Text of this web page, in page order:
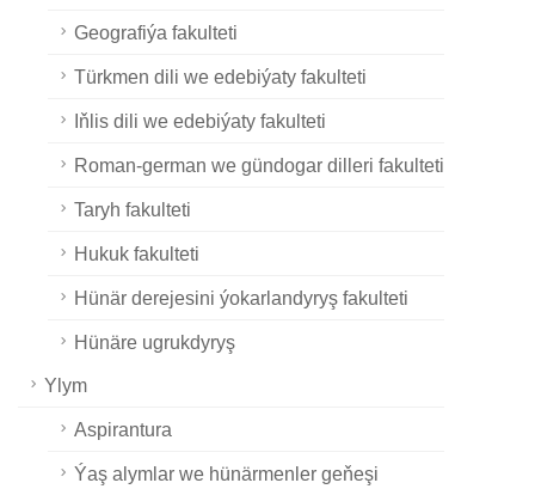
Geografiýa fakulteti
Türkmen dili we edebiýaty fakulteti
Iňlis dili we edebiýaty fakulteti
Roman-german we gündogar dilleri fakulteti
Taryh fakulteti
Hukuk fakulteti
Hünär derejesini ýokarlandyryş fakulteti
Hünäre ugrukdyryş
Ylym
Aspirantura
Ýaş alymlar we hünärmenler geňeşi